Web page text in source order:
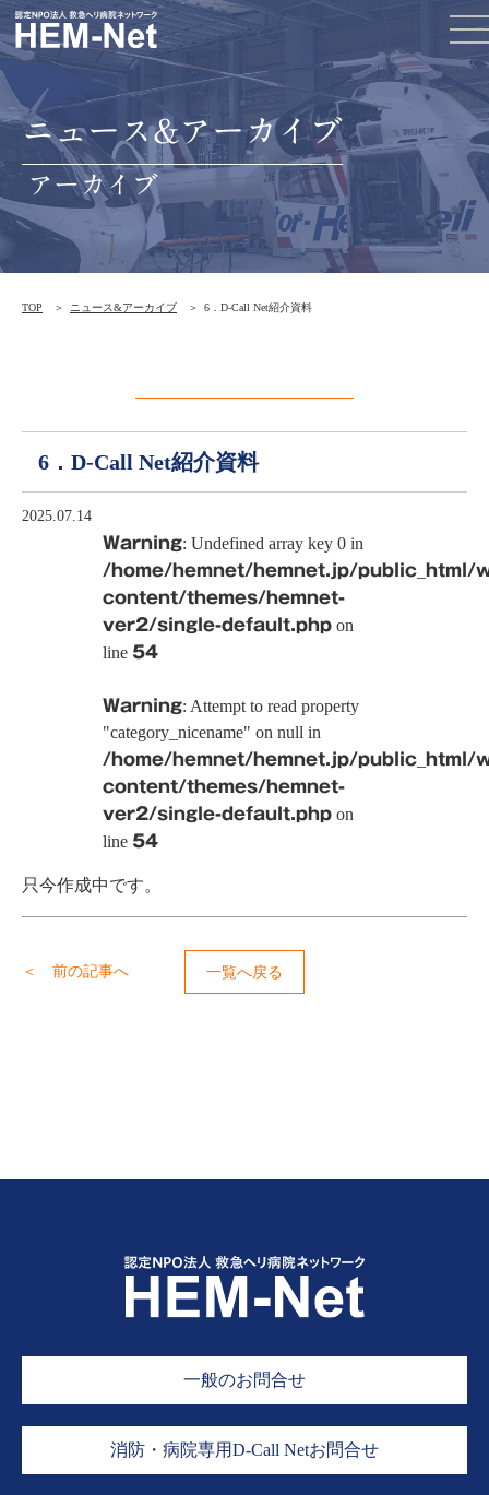
ニュース&アーカイブ
アーカイブ
TOP ニュース&アーカイブ 6．D-Call Net紹介資料
6．D-Call Net紹介資料
2025.07.14
Warning: Undefined array key 0 in
/home/hemnet/hemnet.jp/public_html/
content/themes/hemnet-
ver2/single-default.php on
line 54
Warning: Attempt to read property
"category_nicename" on null in
/home/hemnet/hemnet.jp/public_html/
content/themes/hemnet-
ver2/single-default.php on
line 54
只今作成中です。
＜ 前の記事へ 一覧へ戻る
一般のお問合せ
消防・病院専用D-Call Netお問合せ